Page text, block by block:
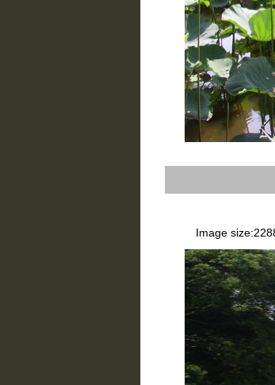
Image